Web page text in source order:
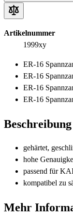
Artikelnummer
1999xy
ER-16
ER-16
ER-16
ER-16
Beschreibung
gehärtet,
hohe
passend für
kompatibel zu
Mehr